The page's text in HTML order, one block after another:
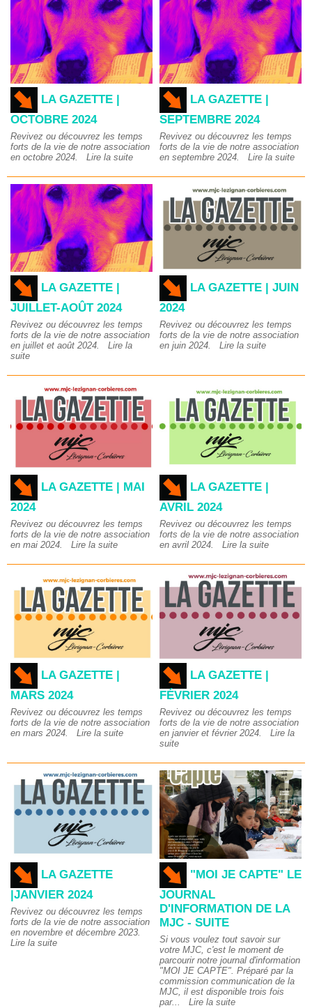
LA GAZETTE |
OCTOBRE 2024
Revivez ou découvrez les temps
forts de la vie de notre association
en octobre 2024. Lire la suite
LA GAZETTE |
SEPTEMBRE 2024
Revivez ou découvrez les temps
forts de la vie de notre association
en septembre 2024. Lire la suite
LA GAZETTE |
JUILLET-AOÛT 2024
Revivez ou découvrez les temps
forts de la vie de notre association
en juillet et août 2024. Lire la
suite
LA GAZETTE | JUIN
2024
Revivez ou découvrez les temps
forts de la vie de notre association
en juin 2024. Lire la suite
LA GAZETTE | MAI
2024
Revivez ou découvrez les temps
forts de la vie de notre association
en mai 2024. Lire la suite
LA GAZETTE |
AVRIL 2024
Revivez ou découvrez les temps
forts de la vie de notre association
en avril 2024. Lire la suite
LA GAZETTE |
MARS 2024
Revivez ou découvrez les temps
forts de la vie de notre association
en mars 2024. Lire la suite
LA GAZETTE |
FÉVRIER 2024
Revivez ou découvrez les temps
forts de la vie de notre association
en janvier et février 2024. Lire la
suite
LA GAZETTE
|JANVIER 2024
Revivez ou découvrez les temps
forts de la vie de notre association
en novembre et décembre 2023.
Lire la suite
"MOI JE CAPTE" LE
JOURNAL
D'INFORMATION DE LA
MJC - SUITE
Si vous voulez tout savoir sur
votre MJC, c'est le moment de
parcourir notre journal d'information
"MOI JE CAPTE". Préparé par la
commission communication de la
MJC, il est disponible trois fois
par... Lire la suite